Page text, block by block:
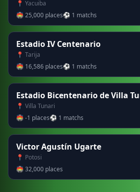
📍 Yacuiba
🏟 25,000 places⚽ 1 matchs
Estadio IV Centenario
📍 Tarija
🏟 16,586 places⚽ 1 matchs
Estadio Bicentenario de Villa
📍 Villa Tunari
🏟 -1 places⚽ 1 matchs
Victor Agustín Ugarte
📍 Potosi
🏟 32,000 places